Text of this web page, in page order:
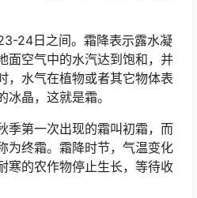
24日之间。霜降表示露水凝
面空气中的水汽达到饱和，并
，水气在植物或者其它物体表
晶，这就是霜。
第一次出现的霜叫初霜，而
为终霜。霜降时节，气温变化
寒的农作物停止生长，等待收